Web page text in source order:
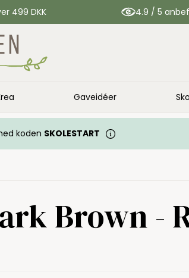
499 DKK 4.9 / 5
Gaveidéer
koden SKOLESTART
Brown -